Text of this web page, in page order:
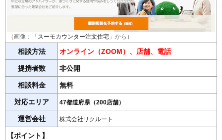
（画像：「 スーモカウンター注文住宅 」から）
相談方法 オンライン（ZOOM）、店舗、電話
提携者数 非公開
相談料金 無料
対応エリア 47都道府県（200店舗）
運営会社 株式会社リクルート
【ポイント】